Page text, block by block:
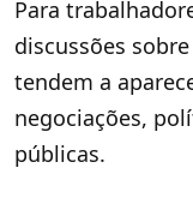
Para
discussões
tendem a
negociações,
públicas.